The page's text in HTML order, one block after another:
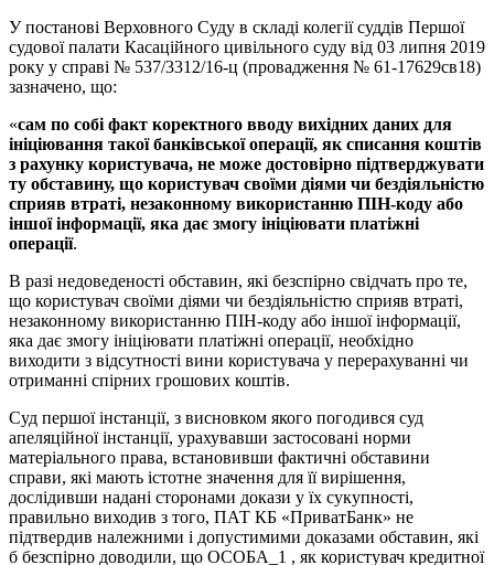
У постанові Верховного Суду в складі колегії суддів Першої
судової палати Касаційного цивільного суду від 03 липня 2019
року у справі № 537/3312/16-ц (провадження № 61-17629св18)
зазначено, що:
«сам по собі факт коректного вводу вихідних даних для
ініціювання такої банківської операції, як списання коштів
з рахунку користувача, не може достовірно підтверджувати
ту обставину, що користувач своїми діями чи бездіяльністю
сприяв втраті, незаконному використанню ПІН-коду або
іншої інформації, яка дає змогу ініціювати платіжні
операції.
В разі недоведеності обставин, які безспірно свідчать про те,
що користувач своїми діями чи бездіяльністю сприяв втраті,
незаконному використанню ПІН-коду або іншої інформації,
яка дає змогу ініціювати платіжні операції, необхідно
виходити з відсутності вини користувача у перерахуванні чи
отриманні спірних грошових коштів.
Суд першої інстанції, з висновком якого погодився суд
апеляційної інстанції, урахувавши застосовані норми
матеріального права, встановивши фактичні обставини
справи, які мають істотне значення для її вирішення,
дослідивши надані сторонами докази у їх сукупності,
правильно виходив з того, ПАТ КБ «ПриватБанк» не
підтвердив належними і допустимими доказами обставин, які
б безспірно доводили, що ОСОБА_1 , як користувач кредитної